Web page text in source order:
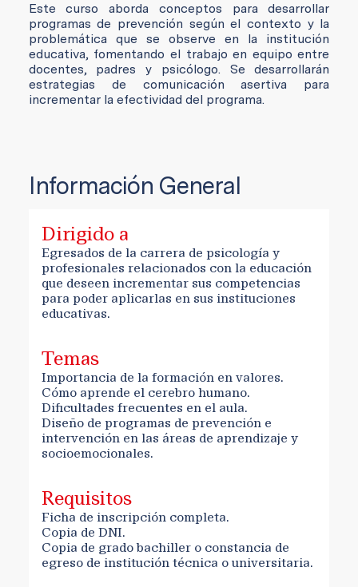
Este curso aborda conceptos para desarrollar
programas de prevención según el contexto y la
problemática que se observe en la institución
educativa, fomentando el trabajo en equipo entre
docentes, padres y psicólogo. Se desarrollarán
estrategias de comunicación asertiva para
incrementar la efectividad del programa.
Información General
Dirigido a
Egresados de la carrera de psicología y
profesionales relacionados con la educación
que deseen incrementar sus competencias
para poder aplicarlas en sus instituciones
educativas.
Temas
Importancia de la formación en valores.
Cómo aprende el cerebro humano.
Dificultades frecuentes en el aula.
Diseño de programas de prevención e
intervención en las áreas de aprendizaje y
socioemocionales.
Requisitos
Ficha de inscripción completa.
Copia de DNI.
Copia de grado bachiller o constancia de
egreso de institución técnica o universitaria.